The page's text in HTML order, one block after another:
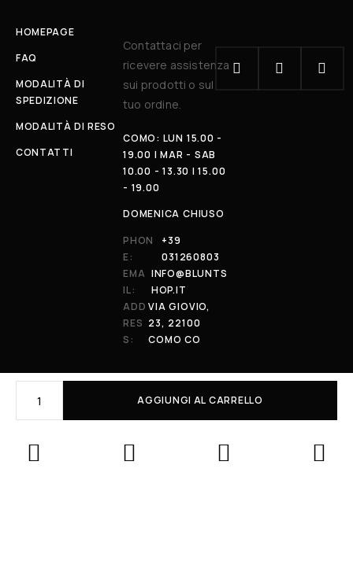
AGGIUNGI AL CARRELLO
HOMEPAGE
FAQ
MODALITÀ DI
SPEDIZIONE
MODALITÀ DI RESO
CONTATTI
Contattaci per
ricevere assistenza
sui prodotti o sul
tuo ordine.
COMO: LUN 15.00 -
19.00 | MAR - SAB
10.00 - 13.30 | 15.00
- 19.00
DOMENICA CHIUSO
PHON
E:
+39
031260803
EMA
IL:
INFO@BLUNTS
HOP.IT
ADD
RES
S:
VIA GIOVIO,
23, 22100
COMO CO
01848590038